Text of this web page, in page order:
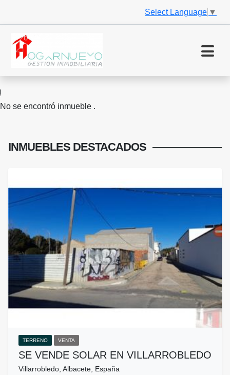
Select Language ▼
No se encontró inmueble .
INMUEBLES DESTACADOS
TERRENO VENTA
SE VENDE SOLAR EN VILLARROBLEDO
Villarrobledo, Albacete, España